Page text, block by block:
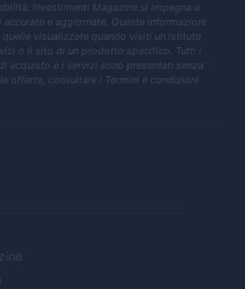
Investimenti Magazine si impegna a
accurate e aggiornate. Queste informazioni
visualizzate quando visiti un istituto
o il sito di un prodotto specifico. Tutti i
acquisto e i servizi sono presentati senza
offerte, consultare i Termini e condizioni